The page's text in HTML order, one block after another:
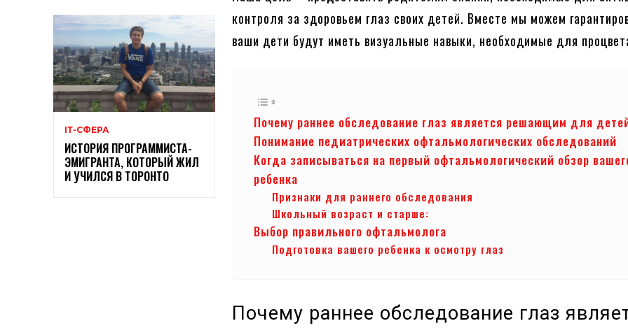
ІТ-СФЕРА
ИСТОРИЯ ПРОГРАММИСТА-
ЭМИГРАНТА, КОТОРЫЙ ЖИЛ
И УЧИЛСЯ В ТОРОНТО
контроля за здоровьем глаз своих детей. Вместе мы можем
ваши дети будут иметь визуальные навыки, необходимые для
Почему раннее обследование глаз является решающим для
Понимание педиатрических офтальмологических обследований
Когда записываться на первый офтальмологический обзор
ребенка
Признаки для раннего обследования
Школьный возраст и старше:
Выбор правильного офтальмолога
Подготовка вашего ребенка к осмотру глаз
Почему раннее обследование глаз